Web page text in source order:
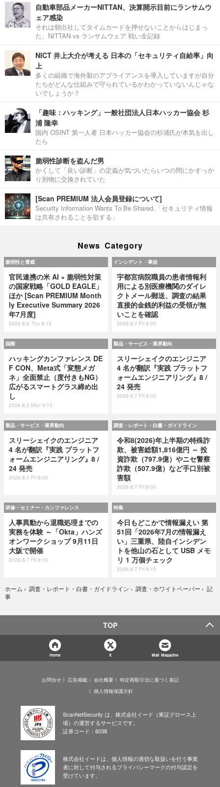
自動車部品メーカーNITTAN、決算開示目前にランサムウ
ェア感染
それは朝出社してタイムカードを押せないことからはじまっ
た。NITTAN vs ランサムウェア 戦い全記録
NICT 井上大介が考える 日本の「セキュリティ自給率」向
上
多くの組織で海外製のアプライアンスを導入していますが自分
たちがどんな仕組みで守られているかわかっていないんじゃな
いでしょうか？
「趣味：ハッキング」一般社団法人日本ハッカー協会 杉
浦 隆幸
国内 OSINT 第一人者 日本ハッカー協会の杉浦氏が本気を出し
たら
脆弱性診断を盗んだ男
かくして「良い診断」の定義が気づいたらいつの間にかすっか
り別物に交換されていた
[Scan PREMIUM 法人会員登録について]
Security Information Wants To Be Shared.「セキュリティ情報
は共有されることを欲する」
News Category
脆弱性と脅威
官民連携の米 AI × 脆弱性対策
の国家戦略「GOLD EAGLE」
ほか [Scan PREMIUM Month
ly Executive Summary 2026
年7月度]
2026.8.6 Thu 8:15
インシデント・事故
宇都宮病院職員の患者情報利
用による別医療機関のダイレ
クトメール郵送、調査の結果
直接的金銭的利益の受領が無
いことを確認
2026.8.7 Fri 8:05
国際
ハッキングカンファレンス DE
F CON、Meta式「変態メガ
ネ」全面禁止（度付きもNG）
広がるスマートグラス締め出
し
2026.8.3 Mon 8:15
製品・サービス・業界動向
スリーシェイクのエンジニア
4 名が翻訳『実践 プラットフ
ォームエンジニアリング』8 /
24 発売
2026.8.7 Fri 8:00
製品・サービス・業界動向
スリーシェイクのエンジニア
4 名が翻訳『実践 プラットフ
ォームエンジニアリング』8 /
24 発売
2026.8.7 Fri 8:00
調査・レポート・白書・ガイドライン
令和8(2026)年上半期の特殊詐
欺、被害総額1,816億円 ～ 投
資詐欺（797.9億）やニセ警察
詐欺（507.9億）など手口別被
害額
2026.8.7 Fri 8:00
研修・セミナー・カンファレンス
人事異動から退職処理までの
実務を体験 ～「Okta」ハンズ
オンワークショップ 9月11日
大阪で開催
2026.8.7 Fri 8:10
特集
今日もどこかで情報漏えい 第
51回「2026年7月の情報漏え
い」三重県、陸自インシデン
トを他山の石として USB メモ
リ 1 万個チェック
2026.8.7 Fri 8:15
ホーム › 調査・レポート・白書・ガイドライン › 調査・ホワイトペーパー › 記
事
TOP
Home X Mail Magazine
お問合せ 広告掲載 会社概要
特定商取引法に基づく表記
個人情報保護方針
ScanNetSecurity は、株式会社イード（東証グロース上
場）の運営するサービスです。
証券コード：6038
株式会社イードは、個人情報の適切な取扱いを行う事業
者に対して付与されるプライバシーマークの付与認定を
受けています。